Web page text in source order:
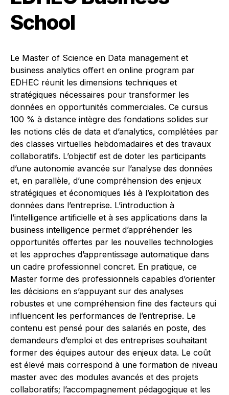
School
Le Master of Science en Data management et
business analytics offert en online program par
EDHEC réunit les dimensions techniques et
stratégiques nécessaires pour transformer les
données en opportunités commerciales. Ce cursus
100 % à distance intègre des fondations solides sur
les notions clés de data et d’analytics, complétées par
des classes virtuelles hebdomadaires et des travaux
collaboratifs. L’objectif est de doter les participants
d’une autonomie avancée sur l’analyse des données
et, en parallèle, d’une compréhension des enjeux
stratégiques et économiques liés à l’exploitation des
données dans l’entreprise. L’introduction à
l’intelligence artificielle et à ses applications dans la
business intelligence permet d’appréhender les
opportunités offertes par les nouvelles technologies
et les approches d’apprentissage automatique dans
un cadre professionnel concret. En pratique, ce
Master forme des professionnels capables d’orienter
les décisions en s’appuyant sur des analyses
robustes et une compréhension fine des facteurs qui
influencent les performances de l’entreprise. Le
contenu est pensé pour des salariés en poste, des
demandeurs d’emploi et des entreprises souhaitant
former des équipes autour des enjeux data. Le coût
est élevé mais correspond à une formation de niveau
master avec des modules avancés et des projets
collaboratifs; l’accompagnement pédagogique et les